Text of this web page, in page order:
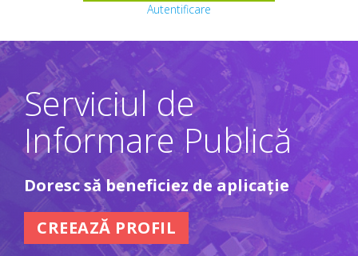
Serviciul de
Informare Publică
Doresc să beneficiez de aplicație
CREEAZĂ PROFIL
Autentificare